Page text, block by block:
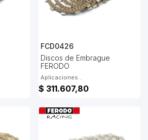
FCD0426
Discos de Embrague
FERODO
Aplicaciones...
$ 311.607,80